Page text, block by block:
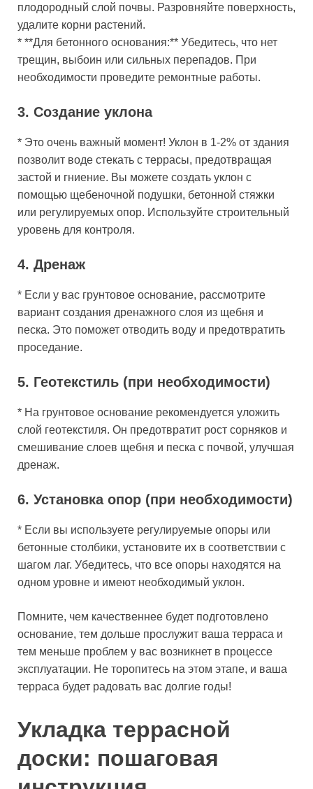
плодородный слой почвы. Разровняйте поверхность,
удалите корни растений.
* **Для бетонного основания:** Убедитесь, что нет
трещин, выбоин или сильных перепадов. При
необходимости проведите ремонтные работы.
3. Создание уклона
* Это очень важный момент! Уклон в 1-2% от здания
позволит воде стекать с террасы, предотвращая
застой и гниение. Вы можете создать уклон с
помощью щебеночной подушки, бетонной стяжки
или регулируемых опор. Используйте строительный
уровень для контроля.
4. Дренаж
* Если у вас грунтовое основание, рассмотрите
вариант создания дренажного слоя из щебня и
песка. Это поможет отводить воду и предотвратить
проседание.
5. Геотекстиль (при необходимости)
* На грунтовое основание рекомендуется уложить
слой геотекстиля. Он предотвратит рост сорняков и
смешивание слоев щебня и песка с почвой, улучшая
дренаж.
6. Установка опор (при необходимости)
* Если вы используете регулируемые опоры или
бетонные столбики, установите их в соответствии с
шагом лаг. Убедитесь, что все опоры находятся на
одном уровне и имеют необходимый уклон.
Помните, чем качественнее будет подготовлено
основание, тем дольше прослужит ваша терраса и
тем меньше проблем у вас возникнет в процессе
эксплуатации. Не торопитесь на этом этапе, и ваша
терраса будет радовать вас долгие годы!
Укладка террасной
доски: пошаговая